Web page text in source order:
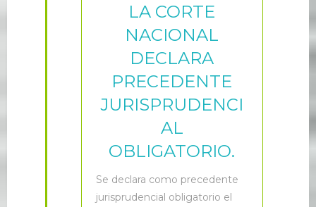
LA CORTE
NACIONAL
DECLARA
PRECEDENTE
JURISPRUDENCI
AL
OBLIGATORIO.
Se declara como precedente
jurisprudencial obligatorio el